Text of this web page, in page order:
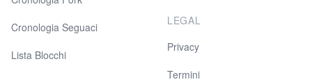
Cronologia Seguaci
Lista Blocchi
LEGAL
Privacy
Termini